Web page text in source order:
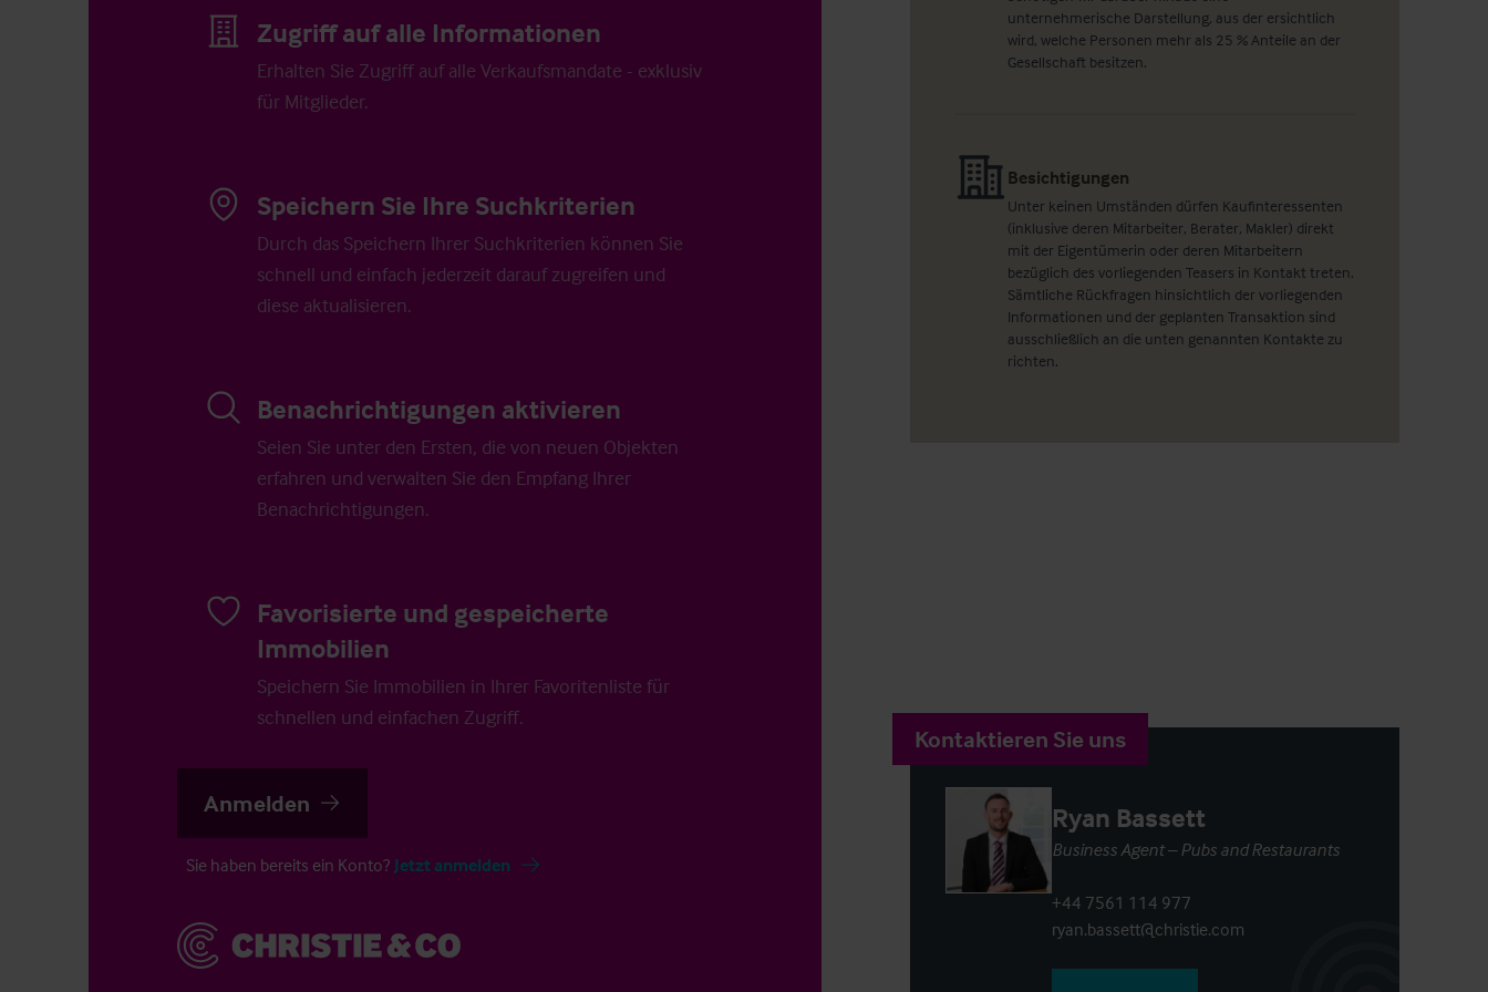
Zugriff auf alle Informationen
Erhalten Sie Zugriff auf alle Verkaufsmandate - exklusiv
für Mitglieder.
Speichern Sie Ihre Suchkriterien
Durch das Speichern Ihrer Suchkriterien können Sie
schnell und einfach jederzeit darauf zugreifen und
diese aktualisieren.
Benachrichtigungen aktivieren
Seien Sie unter den Ersten, die von neuen Objekten
erfahren und verwalten Sie den Empfang Ihrer
Benachrichtigungen.
Favorisierte und gespeicherte
Immobilien
Speichern Sie Immobilien in Ihrer Favoritenliste für
schnellen und einfachen Zugriff.
Anmelden
Sie haben bereits ein Konto? Jetzt anmelden
unternehmerische Darstellung, aus der ersichtlich
wird, welche Personen mehr als 25 % Anteile an der
Gesellschaft besitzen.
Besichtigungen
Unter keinen Umständen dürfen Kaufinteressenten
(inklusive deren Mitarbeiter, Berater, Makler) direkt
mit der Eigentümerin oder deren Mitarbeitern
bezüglich des vorliegenden Teasers in Kontakt treten.
Sämtliche Rückfragen hinsichtlich der vorliegenden
Informationen und der geplanten Transaktion sind
ausschließlich an die unten genannten Kontakte zu
richten.
Kontaktieren Sie uns
Ryan Bassett
Business Agent – Pubs and Restaurants
+44 7561 114 977
ryan.bassett@christie.com